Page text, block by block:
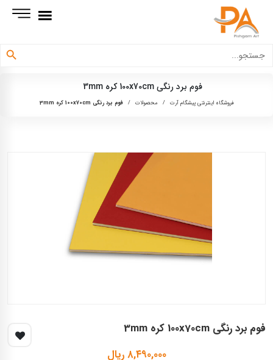
برای:
دکمه جستجو
فوم برد رنگی 100x70cm کره 3mm
فروشگاه اینترنتی پیشگام آرت / محصولات / فوم برد رنگی 100x70cm کره 3mm
فوم برد رنگی 100x70cm کره 3mm
۸,۴۹۰,۰۰۰ ریال